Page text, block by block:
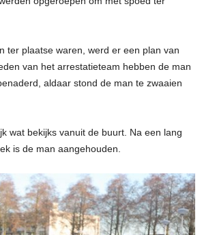
ter plaatse waren, werd er een plan van
van het arrestatieteam hebben de man
aldaar stond de man te zwaaien
wat bekijks vanuit de buurt. Na een lang
is de man aangehouden.